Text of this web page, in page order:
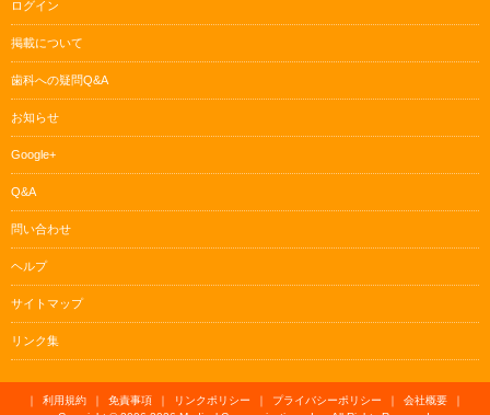
ログイン
掲載について
歯科への疑問Q&A
お知らせ
Google+
Q&A
問い合わせ
ヘルプ
サイトマップ
リンク集
｜ 利用規約 ｜ 免責事項 ｜ リンクポリシー ｜ プライバシーポリシー ｜ 会社概要
｜